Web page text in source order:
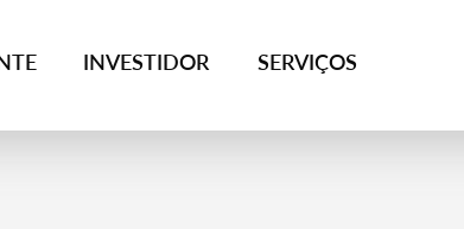
INVESTIDOR SERVIÇOS